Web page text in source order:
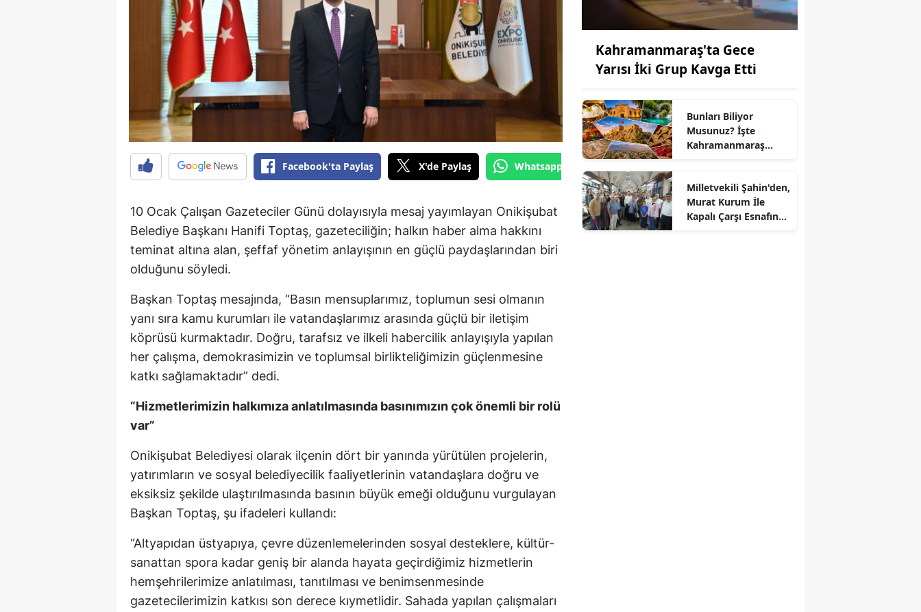
Facebook'ta Paylaş X'de Paylaş Whatsapp'tan Gönder
10 Ocak Çalışan Gazeteciler Günü dolayısıyla mesaj yayımlayan Onikişubat
Belediye Başkanı Hanifi Toptaş, gazeteciliğin; halkın haber alma hakkını
teminat altına alan, şeffaf yönetim anlayışının en güçlü paydaşlarından biri
olduğunu söyledi.
Başkan Toptaş mesajında, “Basın mensuplarımız, toplumun sesi olmanın
yanı sıra kamu kurumları ile vatandaşlarımız arasında güçlü bir iletişim
köprüsü kurmaktadır. Doğru, tarafsız ve ilkeli habercilik anlayışıyla yapılan
her çalışma, demokrasimizin ve toplumsal birlikteliğimizin güçlenmesine
katkı sağlamaktadır” dedi.
“Hizmetlerimizin halkımıza anlatılmasında basınımızın çok önemli bir rolü
var”
Onikişubat Belediyesi olarak ilçenin dört bir yanında yürütülen projelerin,
yatırımların ve sosyal belediyecilik faaliyetlerinin vatandaşlara doğru ve
eksiksiz şekilde ulaştırılmasında basının büyük emeği olduğunu vurgulayan
Başkan Toptaş, şu ifadeleri kullandı:
“Altyapıdan üstyapıya, çevre düzenlemelerinden sosyal desteklere, kültür-
sanattan spora kadar geniş bir alanda hayata geçirdiğimiz hizmetlerin
hemşehrilerimize anlatılması, tanıtılması ve benimsenmesinde
gazetecilerimizin katkısı son derece kıymetlidir. Sahada yapılan çalışmaları
Kahramanmaraş'ta Gece
Yarısı İki Grup Kavga Etti
Bunları Biliyor
Musunuz? İşte
Kahramanmaraş
Milletvekili Şahin'den,
Murat Kurum İle
Kapalı Çarşı Esnafına